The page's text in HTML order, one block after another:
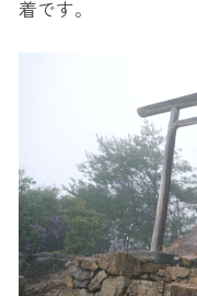
着です。